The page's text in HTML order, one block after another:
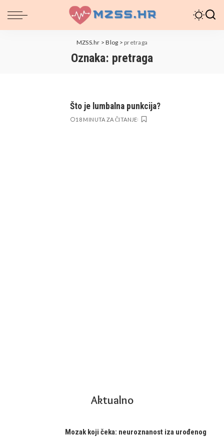
MZSS.hr >Blog > pretraga
Oznaka: pretraga
Što je lumbalna punkcija?
18 MINUTA ZA ČITANJE
Aktualno
Mozak koji čeka: neuroznanost iza urođenog